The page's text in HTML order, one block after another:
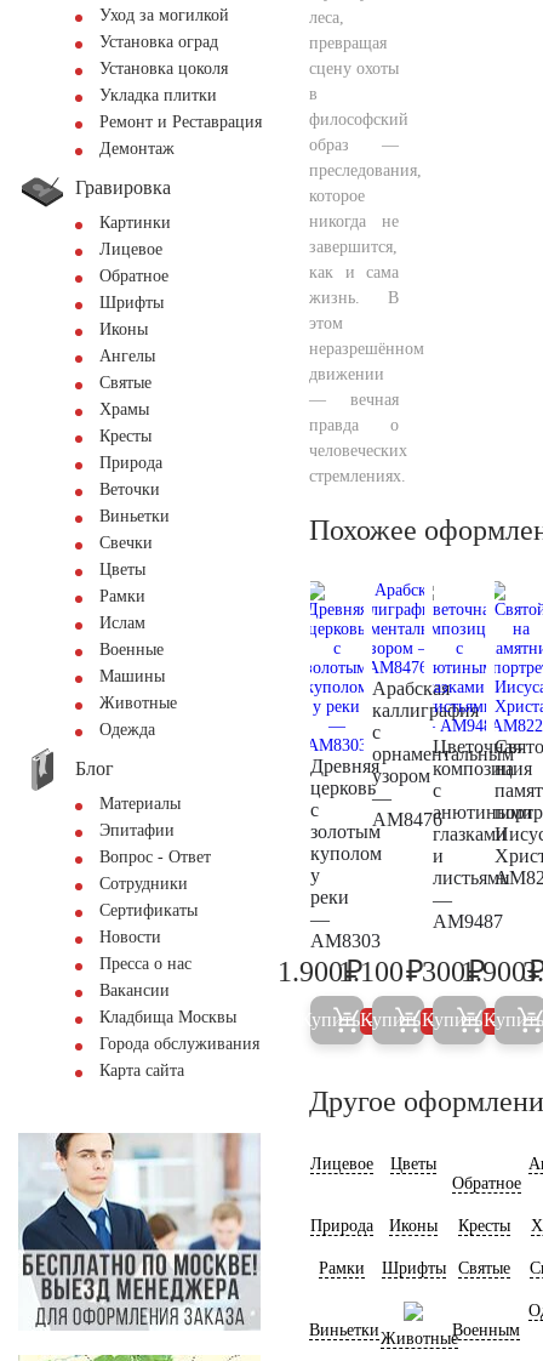
Уход за могилкой
Установка оград
Установка цоколя
Укладка плитки
Ремонт и Реставрация
Демонтаж
Гравировка
Картинки
Лицевое
Обратное
Шрифты
Иконы
Ангелы
Святые
Храмы
Кресты
Природа
Веточки
Виньетки
Свечки
Цветы
Рамки
Ислам
Военные
Машины
Животные
Одежда
Блог
Материалы
Эпитафии
Вопрос - Ответ
Сотрудники
Сертификаты
Новости
Пресса о нас
Вакансии
Кладбища Москвы
Города обслуживания
Карта сайта
леса,
превращая
сцену охоты
в
философский
образ —
преследования,
которое
никогда не
завершится,
как и сама
жизнь. В
этом
неразрешённом
движении
— вечная
правда о
человеческих
стремлениях.
Похожее
Древняя
церковь
с
золотым
куполом
у
реки
—
AM8303
2.000
1.900₽
Купить 5%
Арабская
каллиграфия
с
орнаментальным
узором
—
AM8476
1.200
1.100₽
Купить 5%
Цветочная
композиция
с
анютиными
глазками
и
листьями
—
AM9487
300
300₽
Купить 5%
на
1.900
Купить
Другое
Лицевое
Цветы
Обратное
Природа Иконы Кресты
Рамки Шрифты Святые
ВиньеткиЖивотныеВоенным